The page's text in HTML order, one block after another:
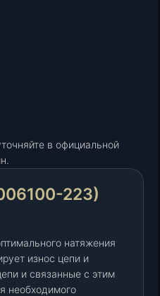
в официальной
223)
натяжения
износ цепи и
и связанные с этим
необходимого